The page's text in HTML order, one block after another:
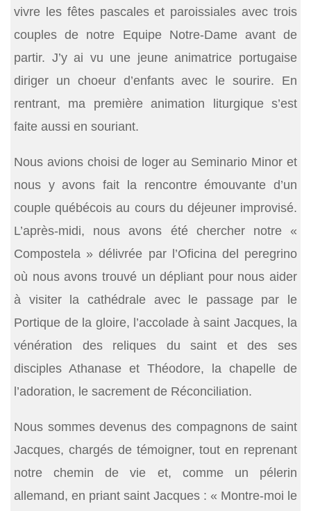
vivre les fêtes pascales et paroissiales avec trois
couples de notre Equipe Notre-Dame avant de
partir. J’y ai vu une jeune animatrice portugaise
diriger un choeur d’enfants avec le sourire. En
rentrant, ma première animation liturgique s’est
faite aussi en souriant.
Nous avions choisi de loger au Seminario Minor et
nous y avons fait la rencontre émouvante d’un
couple québécois au cours du déjeuner improvisé.
L’après-midi, nous avons été chercher notre «
Compostela » délivrée par l’Oficina del peregrino
où nous avons trouvé un dépliant pour nous aider
à visiter la cathédrale avec le passage par le
Portique de la gloire, l’accolade à saint Jacques, la
vénération des reliques du saint et des ses
disciples Athanase et Théodore, la chapelle de
l’adoration, le sacrement de Réconciliation.
Nous sommes devenus des compagnons de saint
Jacques, chargés de témoigner, tout en reprenant
notre chemin de vie et, comme un pélerin
allemand, en priant saint Jacques : « Montre-moi le